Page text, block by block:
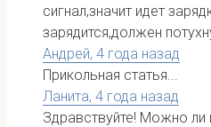
сигнал,значит идет
зарядится,должен
Андрей, 4 года назад
Прикольная статья...
Ланита, 4 года назад
Здравствуйте! Можно ли